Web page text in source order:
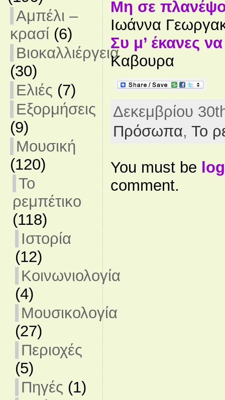
Αμπέλι –
κρασί (6)
Βιοκαλλιέργεια
(30)
Ελιές (7)
Εξορμήσεις
(9)
Μουσική
(120)
Το
ρεμπέτικο
(118)
Ιστορία
(12)
Κοινωνιολογία
(4)
Μουσικολογία
(27)
Περιοχές
(5)
Πηγές (1)
Μη σε
Ιωάννα
Συ μ’ έκανες
Καβουρα
Δεκεμβρίου
Πρόσωπα, Το
You must be
comment.